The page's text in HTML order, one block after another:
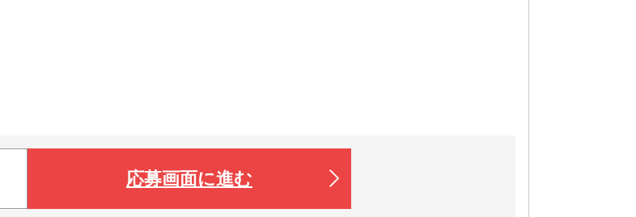
応募画面に進む